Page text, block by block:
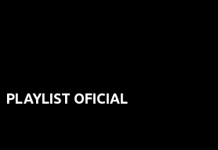
PLAYLIST OFICIAL